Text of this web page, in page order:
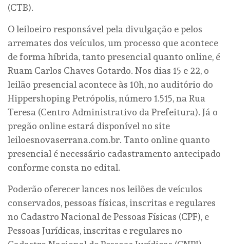
(CTB).
O leiloeiro responsável pela divulgação e pelos
arremates dos veículos, um processo que acontece
de forma híbrida, tanto presencial quanto online, é
Ruam Carlos Chaves Gotardo. Nos dias 15 e 22, o
leilão presencial acontece às 10h, no auditório do
Hippershoping Petrópolis, número 1.515, na Rua
Teresa (Centro Administrativo da Prefeitura). Já o
pregão online estará disponível no site
leiloesnovaserrana.com.br. Tanto online quanto
presencial é necessário cadastramento antecipado
conforme consta no edital.
Poderão oferecer lances nos leilões de veículos
conservados, pessoas físicas, inscritas e regulares
no Cadastro Nacional de Pessoas Físicas (CPF), e
Pessoas Jurídicas, inscritas e regulares no